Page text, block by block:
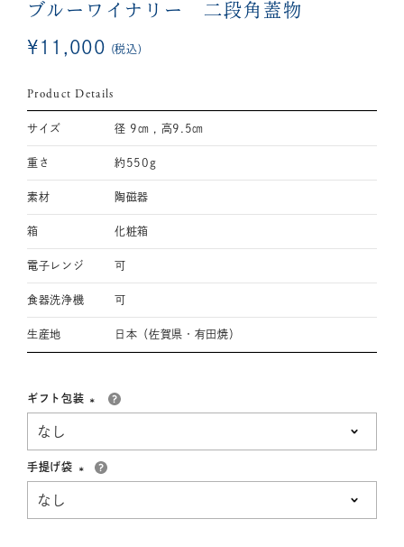
ブルーワイナリー 二段角蓋物
¥ 11,000 税込
Product Details
サイズ 径 9㎝ , 高9.5㎝
重さ 約550g
素材 陶磁器
箱 化粧箱
電子レンジ 可
食器洗浄機 可
生産地 日本（佐賀県・有田焼）
ギフト包装
手提げ袋